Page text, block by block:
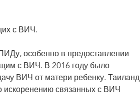
с ВИЧ.
особенно в предоставлении
с ВИЧ. В 2016 году было
ВИЧ от матери ребенку. Таиланд
искоренению связанных с ВИЧ